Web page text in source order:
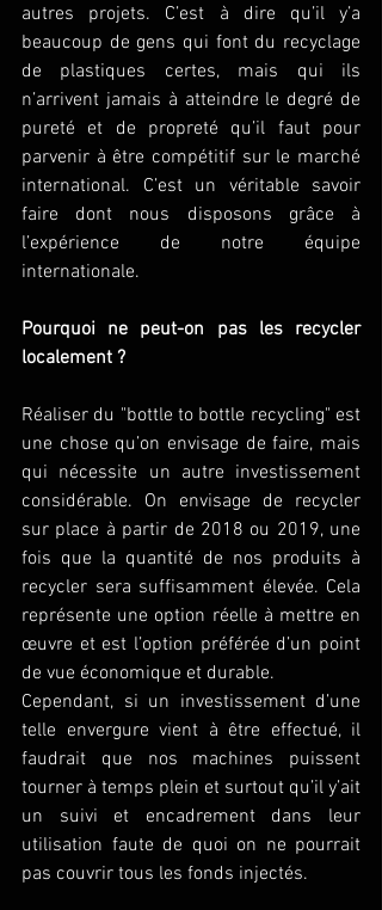
autres projets. C’est à dire qu’il y’a
beaucoup de gens qui font du recyclage
de plastiques certes, mais qui ils
n’arrivent jamais à atteindre le degré de
pureté et de propreté qu’il faut pour
parvenir à être compétitif sur le marché
international. C’est un véritable savoir
faire dont nous disposons grâce à
l’expérience de notre équipe
internationale.
Pourquoi ne peut-on pas les recycler
localement ?
Réaliser du "bottle to bottle recycling" est
une chose qu’on envisage de faire, mais
qui nécessite un autre investissement
considérable. On envisage de recycler
sur place à partir de 2018 ou 2019, une
fois que la quantité de nos produits à
recycler sera suffisamment élevée. Cela
représente une option réelle à mettre en
œuvre et est l’option préférée d’un point
de vue économique et durable.
Cependant, si un investissement d’une
telle envergure vient à être effectué, il
faudrait que nos machines puissent
tourner à temps plein et surtout qu’il y’ait
un suivi et encadrement dans leur
utilisation faute de quoi on ne pourrait
pas couvrir tous les fonds injectés.